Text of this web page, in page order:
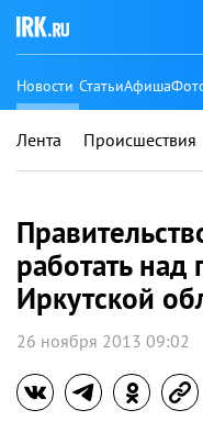
Новости СтатьиАфиша
Лента Происшествия
работать
Иркутской
26 ноября 2013 09:02